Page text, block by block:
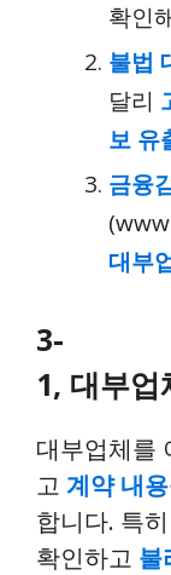
확인
불법
달리
보 유
금융
대부
3-
1, 대부
대부업체를
고 계약 내용
합니다. 특히
확인하고 불